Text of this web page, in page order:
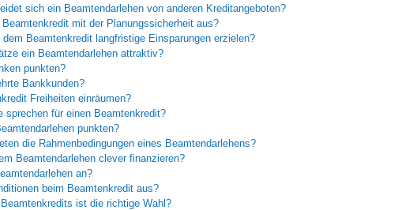
sich ein Beamtendarlehen von anderen Kreditangeboten?
mit der Planungssicherheit aus?
Beamtenkredit langfristige Einsparungen erzielen?
ein Beamtendarlehen attraktiv?
punkten?
Bankkunden?
Freiheiten einräumen?
sprechen für einen Beamtenkredit?
punkten?
die Rahmenbedingungen eines Beamtendarlehens?
Beamtendarlehen clever finanzieren?
an?
beim Beamtenkredit aus?
ist die richtige Wahl?